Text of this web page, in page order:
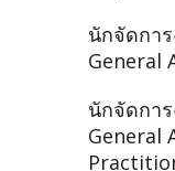
นักจัดกา
General
นักจัดกา
General